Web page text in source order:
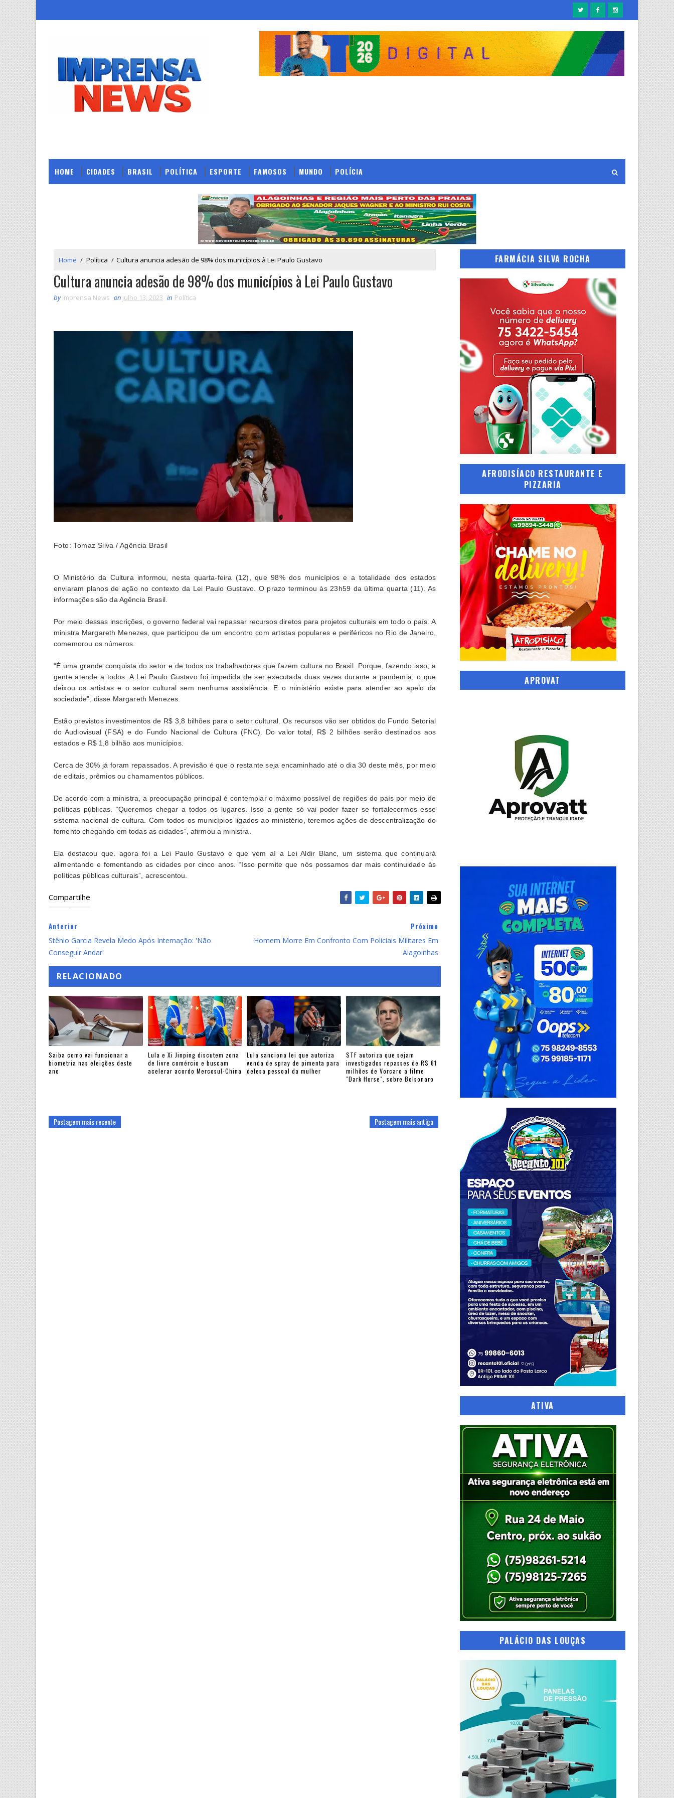
HOME CIDADES BRASIL POLÍTICA ESPORTE FAMOSOS MUNDO POLÍCIA
Home / Política / Cultura anuncia adesão de 98% dos municípios à Lei Paulo Gustavo
Cultura anuncia adesão de 98% dos municípios à Lei Paulo Gustavo
by Imprensa News on julho 13, 2023 in Política
Foto: Tomaz Silva / Agência Brasil
O Ministério da Cultura informou, nesta quarta-feira (12), que 98% dos municípios e a totalidade dos estados
enviaram planos de ação no contexto da Lei Paulo Gustavo. O prazo terminou às 23h59 da última quarta (11). As
informações são da Agência Brasil.
Por meio dessas inscrições, o governo federal vai repassar recursos diretos para projetos culturais em todo o país. A
ministra Margareth Menezes, que participou de um encontro com artistas populares e periféricos no Rio de Janeiro,
comemorou os números.
“É uma grande conquista do setor e de todos os trabalhadores que fazem cultura no Brasil. Porque, fazendo isso, a
gente atende a todos. A Lei Paulo Gustavo foi impedida de ser executada duas vezes durante a pandemia, o que
deixou os artistas e o setor cultural sem nenhuma assistência. E o ministério existe para atender ao apelo da
sociedade”, disse Margareth Menezes.
Estão previstos investimentos de R$ 3,8 bilhões para o setor cultural. Os recursos vão ser obtidos do Fundo Setorial
do Audiovisual (FSA) e do Fundo Nacional de Cultura (FNC). Do valor total, R$ 2 bilhões serão destinados aos
estados e R$ 1,8 bilhão aos municípios.
Cerca de 30% já foram repassados. A previsão é que o restante seja encaminhado até o dia 30 deste mês, por meio
de editais, prêmios ou chamamentos públicos.
De acordo com a ministra, a preocupação principal é contemplar o máximo possível de regiões do país por meio de
políticas públicas. “Queremos chegar a todos os lugares. Isso a gente só vai poder fazer se fortalecermos esse
sistema nacional de cultura. Com todos os municípios ligados ao ministério, teremos ações de descentralização do
fomento chegando em todas as cidades”, afirmou a ministra.
Ela destacou que. agora foi a Lei Paulo Gustavo e que vem aí a Lei Aldir Blanc, um sistema que continuará
alimentando e fomentando as cidades por cinco anos. “Isso permite que nós possamos dar mais continuidade às
políticas públicas culturais”, acrescentou.
Compartilhe
Anterior
Stênio Garcia Revela Medo Após Internação: 'Não
Conseguir Andar'
Próximo
Homem Morre Em Confronto Com Policiais Militares Em
Alagoinhas
RELACIONADO
Saiba como vai funcionar a
biometria nas eleições deste
ano
Lula e Xi Jinping discutem zona
de livre comércio e buscam
acelerar acordo Mercosul-China
Lula sanciona lei que autoriza
venda de spray de pimenta para
defesa pessoal da mulher
STF autoriza que sejam
investigados repasses de R$ 61
milhões de Vorcaro a filme
"Dark Horse", sobre Bolsonaro
Postagem mais recente Postagem mais antiga
FARMÁCIA SILVA ROCHA
AFRODISÍACO RESTAURANTE E
PIZZARIA
APROVAT
ATIVA
PALÁCIO DAS LOUÇAS